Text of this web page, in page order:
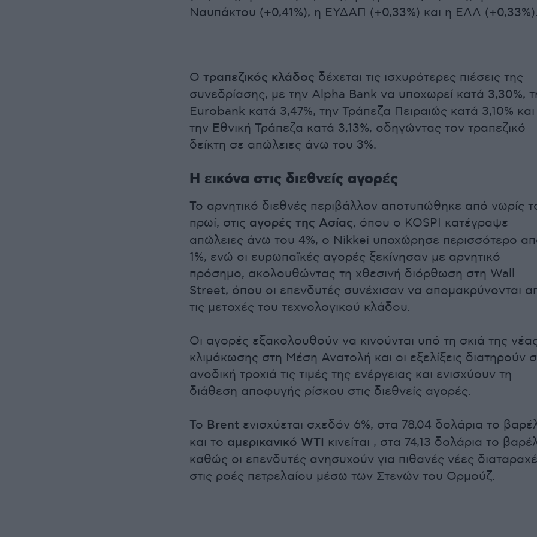
Ναυπάκτου (+0,41%), η ΕΥΔΑΠ (+0,33%) και η ΕΛΛ
Ο τραπεζικός κλάδος δέχεται τις ισχυρότερες πιέσεις της
συνεδρίασης, με την Alpha Bank να υποχωρεί κατά 3,30%,
Eurobank κατά 3,47%, την Τράπεζα Πειραιώς κατά 3,10% και
την Εθνική Τράπεζα κατά 3,13%, οδηγώντας τον τραπεζικό
δείκτη σε απώλειες άνω του 3%.
Η εικόνα στις διεθνείς αγορές
Το αρνητικό διεθνές περιβάλλον αποτυπώθηκε από νωρίς
πρωί, στις αγορές της Ασίας, όπου ο KOSPI κατέγραψε
απώλειες άνω του 4%, ο Nikkei υποχώρησε περισσότερο
1%, ενώ οι ευρωπαϊκές αγορές ξεκίνησαν με αρνητικό
πρόσημο, ακολουθώντας τη χθεσινή διόρθωση στη Wall
Street, όπου οι επενδυτές συνέχισαν να απομακρύνονται
τις μετοχές του τεχνολογικού κλάδου.
Οι αγορές εξακολουθούν να κινούνται υπό τη σκιά της
κλιμάκωσης στη Μέση Ανατολή και οι εξελίξεις διατηρούν
ανοδική τροχιά τις τιμές της ενέργειας και ενισχύουν τη
διάθεση αποφυγής ρίσκου στις διεθνείς αγορές.
Το Brent ενισχύεται σχεδόν 6%, στα 78,04 δολάρια το
και το αμερικανικό WTI κινείται , στα 74,13 δολάρια το
καθώς οι επενδυτές ανησυχούν για πιθανές νέες
στις ροές πετρελαίου μέσω των Στενών του Ορμούζ.